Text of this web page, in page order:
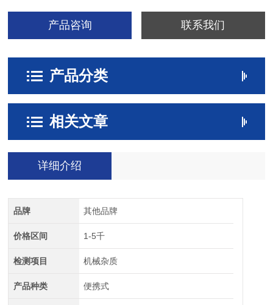
产品咨询 联系我们
产品分类
相关文章
详细介绍
品牌 其他品牌
价格区间 1-5千
检测项目 机械杂质
产品种类 便携式